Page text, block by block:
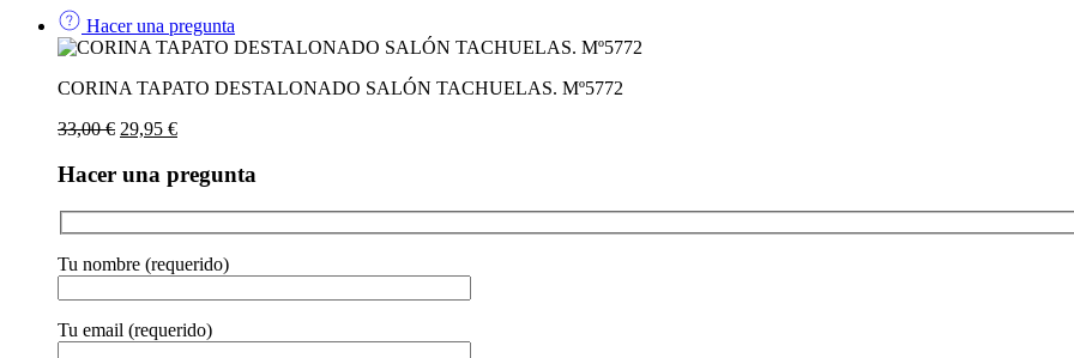
Hacer una pregunta
CORINA TAPATO DESTALONADO SALÓN TACHUELAS. Mº5772
33,00€ El
original
33,00 €.
29,95 €El
actual
29,95 €.
Hacer una pregunta
Tu nombre (requerido)
Tu email (requerido)